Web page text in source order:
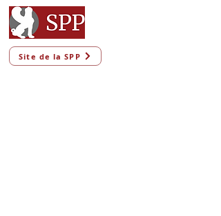
Site de la SPP